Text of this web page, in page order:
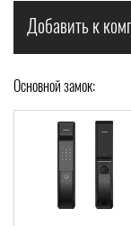
Добавить к
Основной замок: